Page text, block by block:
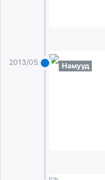
2013/05/03 Намууд